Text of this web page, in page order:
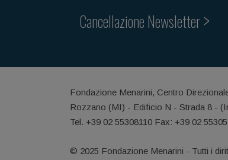
Cancellazione Newsletter
Fondazione Menarini, Centro
Rozzano (MI) - Edificio N - Strada 8 -
Tel. +39 02 55308110 Fax: +39 02
© 2025 Fondazione Menarini - Tutti i